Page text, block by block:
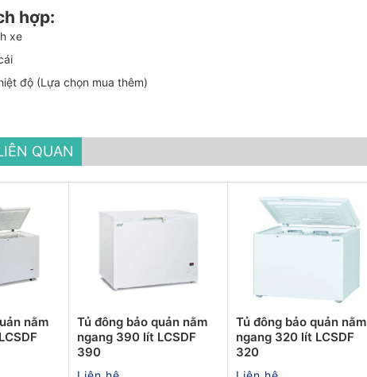
hợp:
xe
độ (Lựa chọn mua thêm)
QUAN
nằm
Tủ đông bảo quản nằm
ngang 390 lít LCSDF
390
Tủ đông bảo quản nằm
ngang 320 lít LCSDF
320